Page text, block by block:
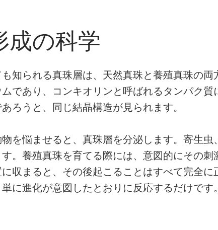
成の科学
知られる真珠層は、天然真珠と養殖真珠の
であり、コンキオリンと呼ばれるタンパク
ろうと、同じ結晶構造が見られます。
を悩ませると、真珠層を分泌します。寄生
。養殖真珠を育てる際には、意図的にその
収まると、その後起こることはすべて完全
に進化が意図したとおりに反応するだけです。